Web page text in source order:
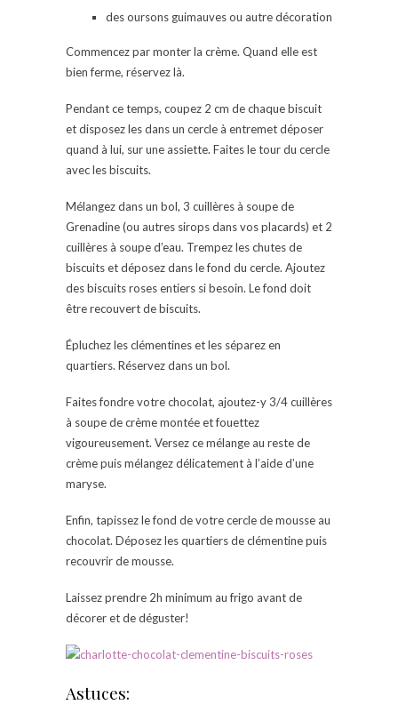
des oursons guimauves ou autre décoration
Commencez par monter la crème. Quand elle est
bien ferme, réservez là.
Pendant ce temps, coupez 2 cm de chaque biscuit
et disposez les dans un cercle à entremet déposer
quand à lui, sur une assiette. Faites le tour du cercle
avec les biscuits.
Mélangez dans un bol, 3 cuillères à soupe de
Grenadine (ou autres sirops dans vos placards) et 2
cuillères à soupe d’eau. Trempez les chutes de
biscuits et déposez dans le fond du cercle. Ajoutez
des biscuits roses entiers si besoin. Le fond doit
être recouvert de biscuits.
Épluchez les clémentines et les séparez en
quartiers. Réservez dans un bol.
Faites fondre votre chocolat, ajoutez-y 3/4 cuillères
à soupe de crème montée et fouettez
vigoureusement. Versez ce mélange au reste de
crème puis mélangez délicatement à l’aide d’une
maryse.
Enfin, tapissez le fond de votre cercle de mousse au
chocolat. Déposez les quartiers de clémentine puis
recouvrir de mousse.
Laissez prendre 2h minimum au frigo avant de
décorer et de déguster!
Astuces: